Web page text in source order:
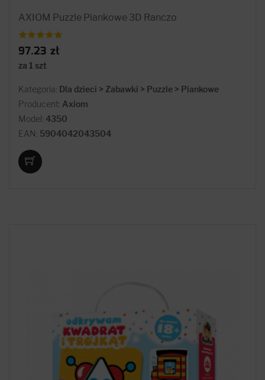
AXIOM Puzzle Piankowe 3D Ranczo
97.23 zł
za 1 szt
Kategoria: Dla dzieci > Zabawki > Puzzle > Piankowe
Producent: Axiom
Model: 4350
EAN: 5904042043504